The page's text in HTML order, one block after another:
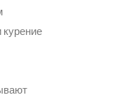
курение